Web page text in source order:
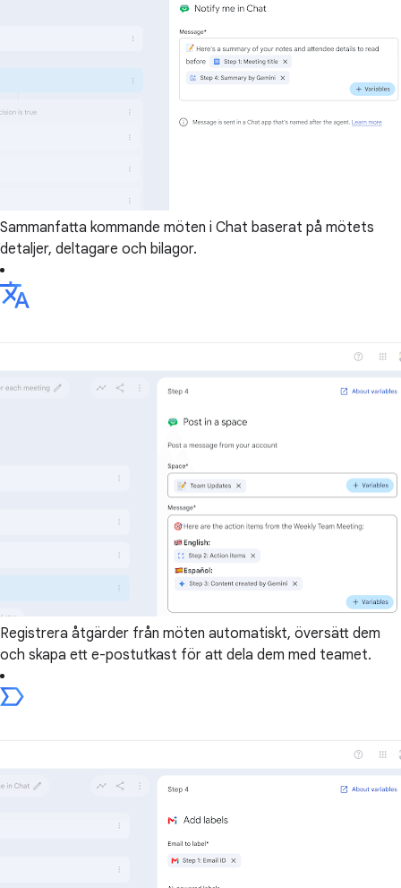
Sammanfatta kommande möten i Chat baserat på mötets
detaljer, deltagare och bilagor.
Registrera åtgärder från möten automatiskt, översätt dem
och skapa ett e-postutkast för att dela dem med teamet.